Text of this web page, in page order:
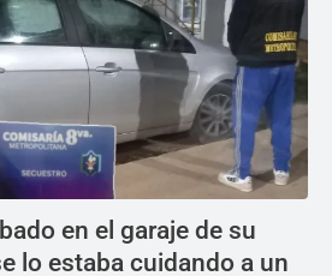
en el garaje de su
lo estaba cuidando a un